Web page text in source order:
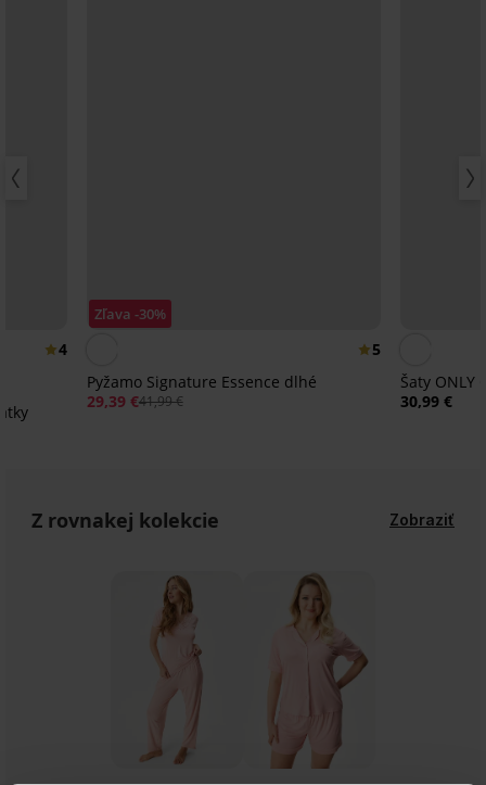
4
Zľava -30%
5
Pyžamo Signature Essence dlhé
29,39 €41,99 €
Šaty ONLY
30,99 €
Z rovnakej kolekcie Zobraziť